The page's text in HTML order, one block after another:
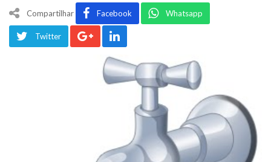
Compartilhar Facebook Whatsapp
Twitter